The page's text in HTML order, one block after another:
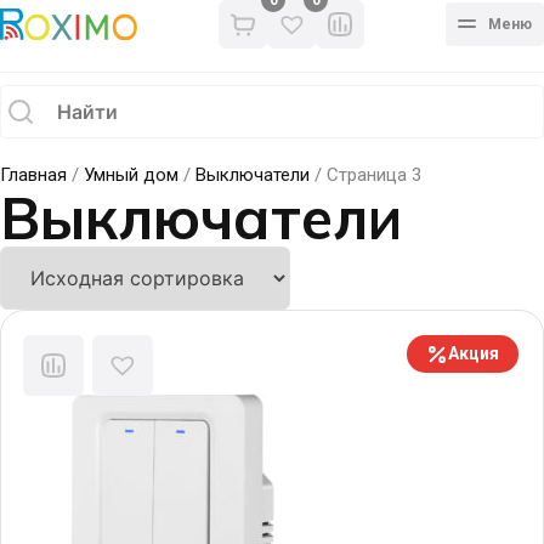
Меню
Главная / Умный дом / Выключатели / Страница 3
Выключатели
Акция